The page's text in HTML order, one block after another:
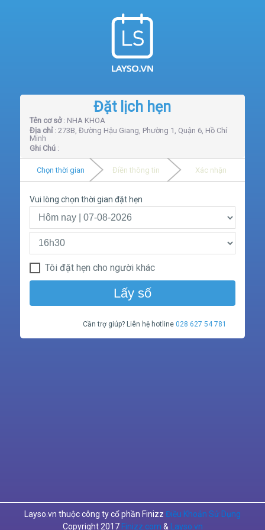
Đặt lịch hẹn
Tên cơ sở: NHA KHOA
Địa chỉ: 273B, Đường Hậu Giang, Phường 1, Quận 6, Hồ Chí
Minh
Ghi Chú:
Chọn thời gian Điền thông tin Xác nhận
Vui lòng chọn thời gian đặt hẹn
Tôi đặt hẹn cho người khác
Lấy số
Cần trợ giúp? Liên hệ hotline028 627 54 781
Layso.vn thuộc công ty cổ phần Finizz Điều Khoản Sử Dụng
Copyright 2017 Finizz.com & Layso.vn